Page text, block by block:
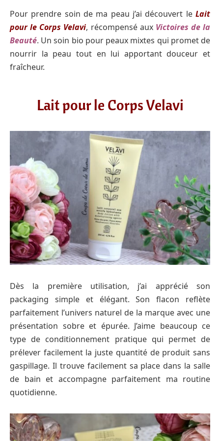
Pour prendre soin de ma peau j’ai découvert le Lait
pour le Corps Velavi, récompensé aux Victoires de la
Beauté. Un soin bio pour peaux mixtes qui promet de
nourrir la peau tout en lui apportant douceur et
fraîcheur.
Lait pour le Corps Velavi
Dès la première utilisation, j’ai apprécié son
packaging simple et élégant. Son flacon reflète
parfaitement l’univers naturel de la marque avec une
présentation sobre et épurée. J’aime beaucoup ce
type de conditionnement pratique qui permet de
prélever facilement la juste quantité de produit sans
gaspillage. Il trouve facilement sa place dans la salle
de bain et accompagne parfaitement ma routine
quotidienne.